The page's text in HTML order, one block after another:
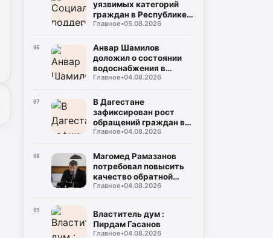
уязвимых категорий
граждан в Республике
Дагестан
Главное•05.08.2026
06
Анвар Шамилов
доложил о состоянии
водоснабжения в
районах и городах
Главное•04.08.2026
07
В Дагестане
зафиксирован рост
обращений граждан в
органы власти
Главное•04.08.2026
08
Магомед Рамазанов
потребовал повысить
качество обратной
связи с населением
Главное•04.08.2026
09
Властитель дум :
Пирдам Гасанов
Главное•04.08.2026